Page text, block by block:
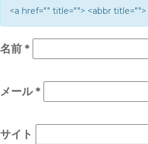
<a href="" title=""> <abbr
名前 *
メール*
サイト